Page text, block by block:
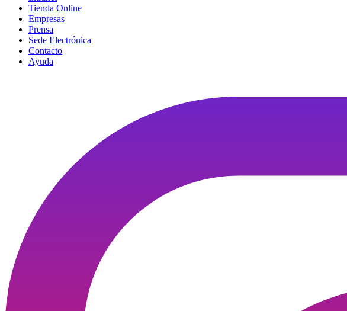
Tienda Online
Empresas
Prensa
Sede Electrónica
Contacto
Ayuda